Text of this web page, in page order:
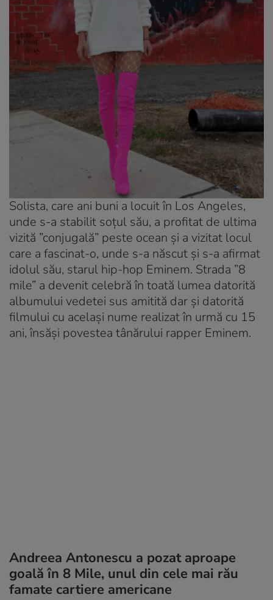
Solista, care ani buni a locuit în Los Angeles,
unde s-a stabilit soțul său, a profitat de ultima
vizită ”conjugală” peste ocean și a vizitat locul
care a fascinat-o, unde s-a născut și s-a afirmat
idolul său, starul hip-hop Eminem. Strada ”8
mile” a devenit celebră în toată lumea datorită
albumului vedetei sus amitită dar și datorită
filmului cu același nume realizat în urmă cu 15
ani, însăși povestea tânărului rapper Eminem.
Andreea Antonescu a pozat aproape
goală în 8 Mile, unul din cele mai rău
famate cartiere americane